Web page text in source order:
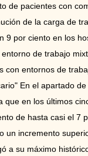
de pacientes con
de la carga de
9 por ciento en los
de trabajo
con entornos de
En el apartado
que en los últimos
de hasta casi el 7
un incremento
a su máximo